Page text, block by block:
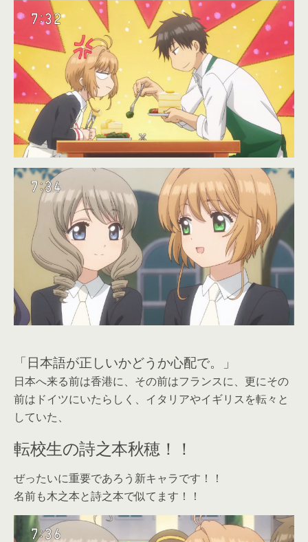
「日本語が正しいかどうか心配で。」
日本へ来る前は香港に、その前はフランスに、更にその
前はドイツにいたらしく、イタリアやイギリスを転々と
していた、
転校生の詩之本秋穂！！
ぜったいに重要であろう新キャラです！！
名前も木之本と詩之本で似てます！！